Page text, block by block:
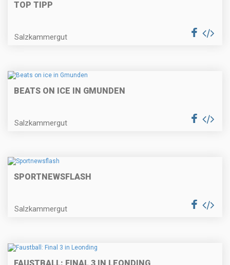
TOP TIPP
Salzkammergut
BEATS ON ICE IN GMUNDEN
Salzkammergut
SPORTNEWSFLASH
Salzkammergut
FAUSTBALL: FINAL 3 IN LEONDING